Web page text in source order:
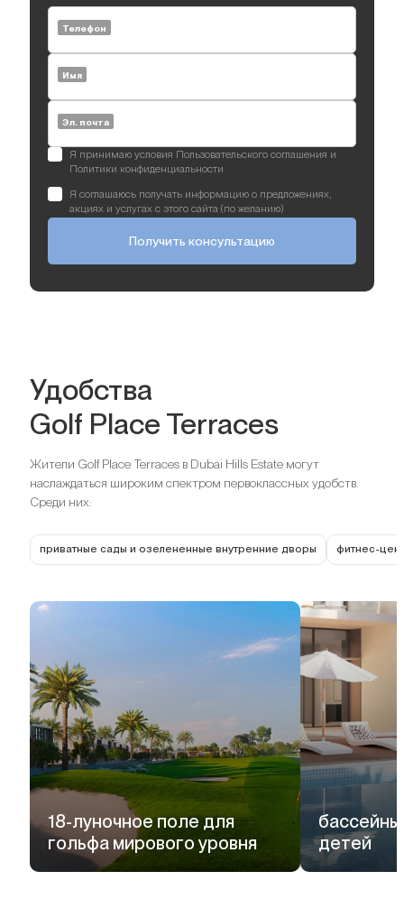
Телефон
Имя
Эл. почта
Я принимаю условия Пользовательского соглашения и
Политики конфиденциальности
Я соглашаюсь получать информацию о предложениях,
акциях и услугах с этого сайта (по желанию)
Получить консультацию
Удобства
Golf Place Terraces
Жители Golf Place Terraces в Dubai Hills Estate могут
наслаждаться широким спектром первоклассных удобств.
Среди них:
18-луночное поле для
гольфа мирового уровня
детей
приватные сады и озелененные внутренние дворы фитнес-